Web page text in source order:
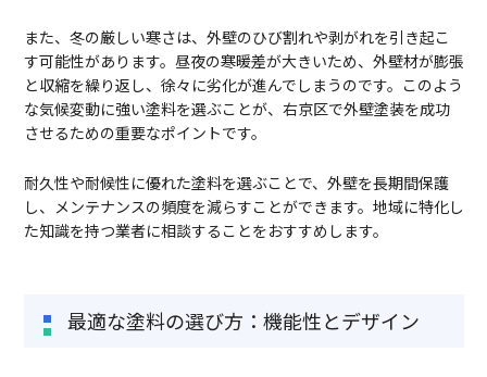
また、冬の厳しい寒さは、外壁のひび割れや剥がれを引き起こ
す可能性があります。昼夜の寒暖差が大きいため、外壁材が膨張
と収縮を繰り返し、徐々に劣化が進んでしまうのです。このよう
な気候変動に強い塗料を選ぶことが、右京区で外壁塗装を成功
させるための重要なポイントです。
耐久性や耐候性に優れた塗料を選ぶことで、外壁を長期間保護
し、メンテナンスの頻度を減らすことができます。地域に特化し
た知識を持つ業者に相談することをおすすめします。
最適な塗料の選び方：機能性とデザイン